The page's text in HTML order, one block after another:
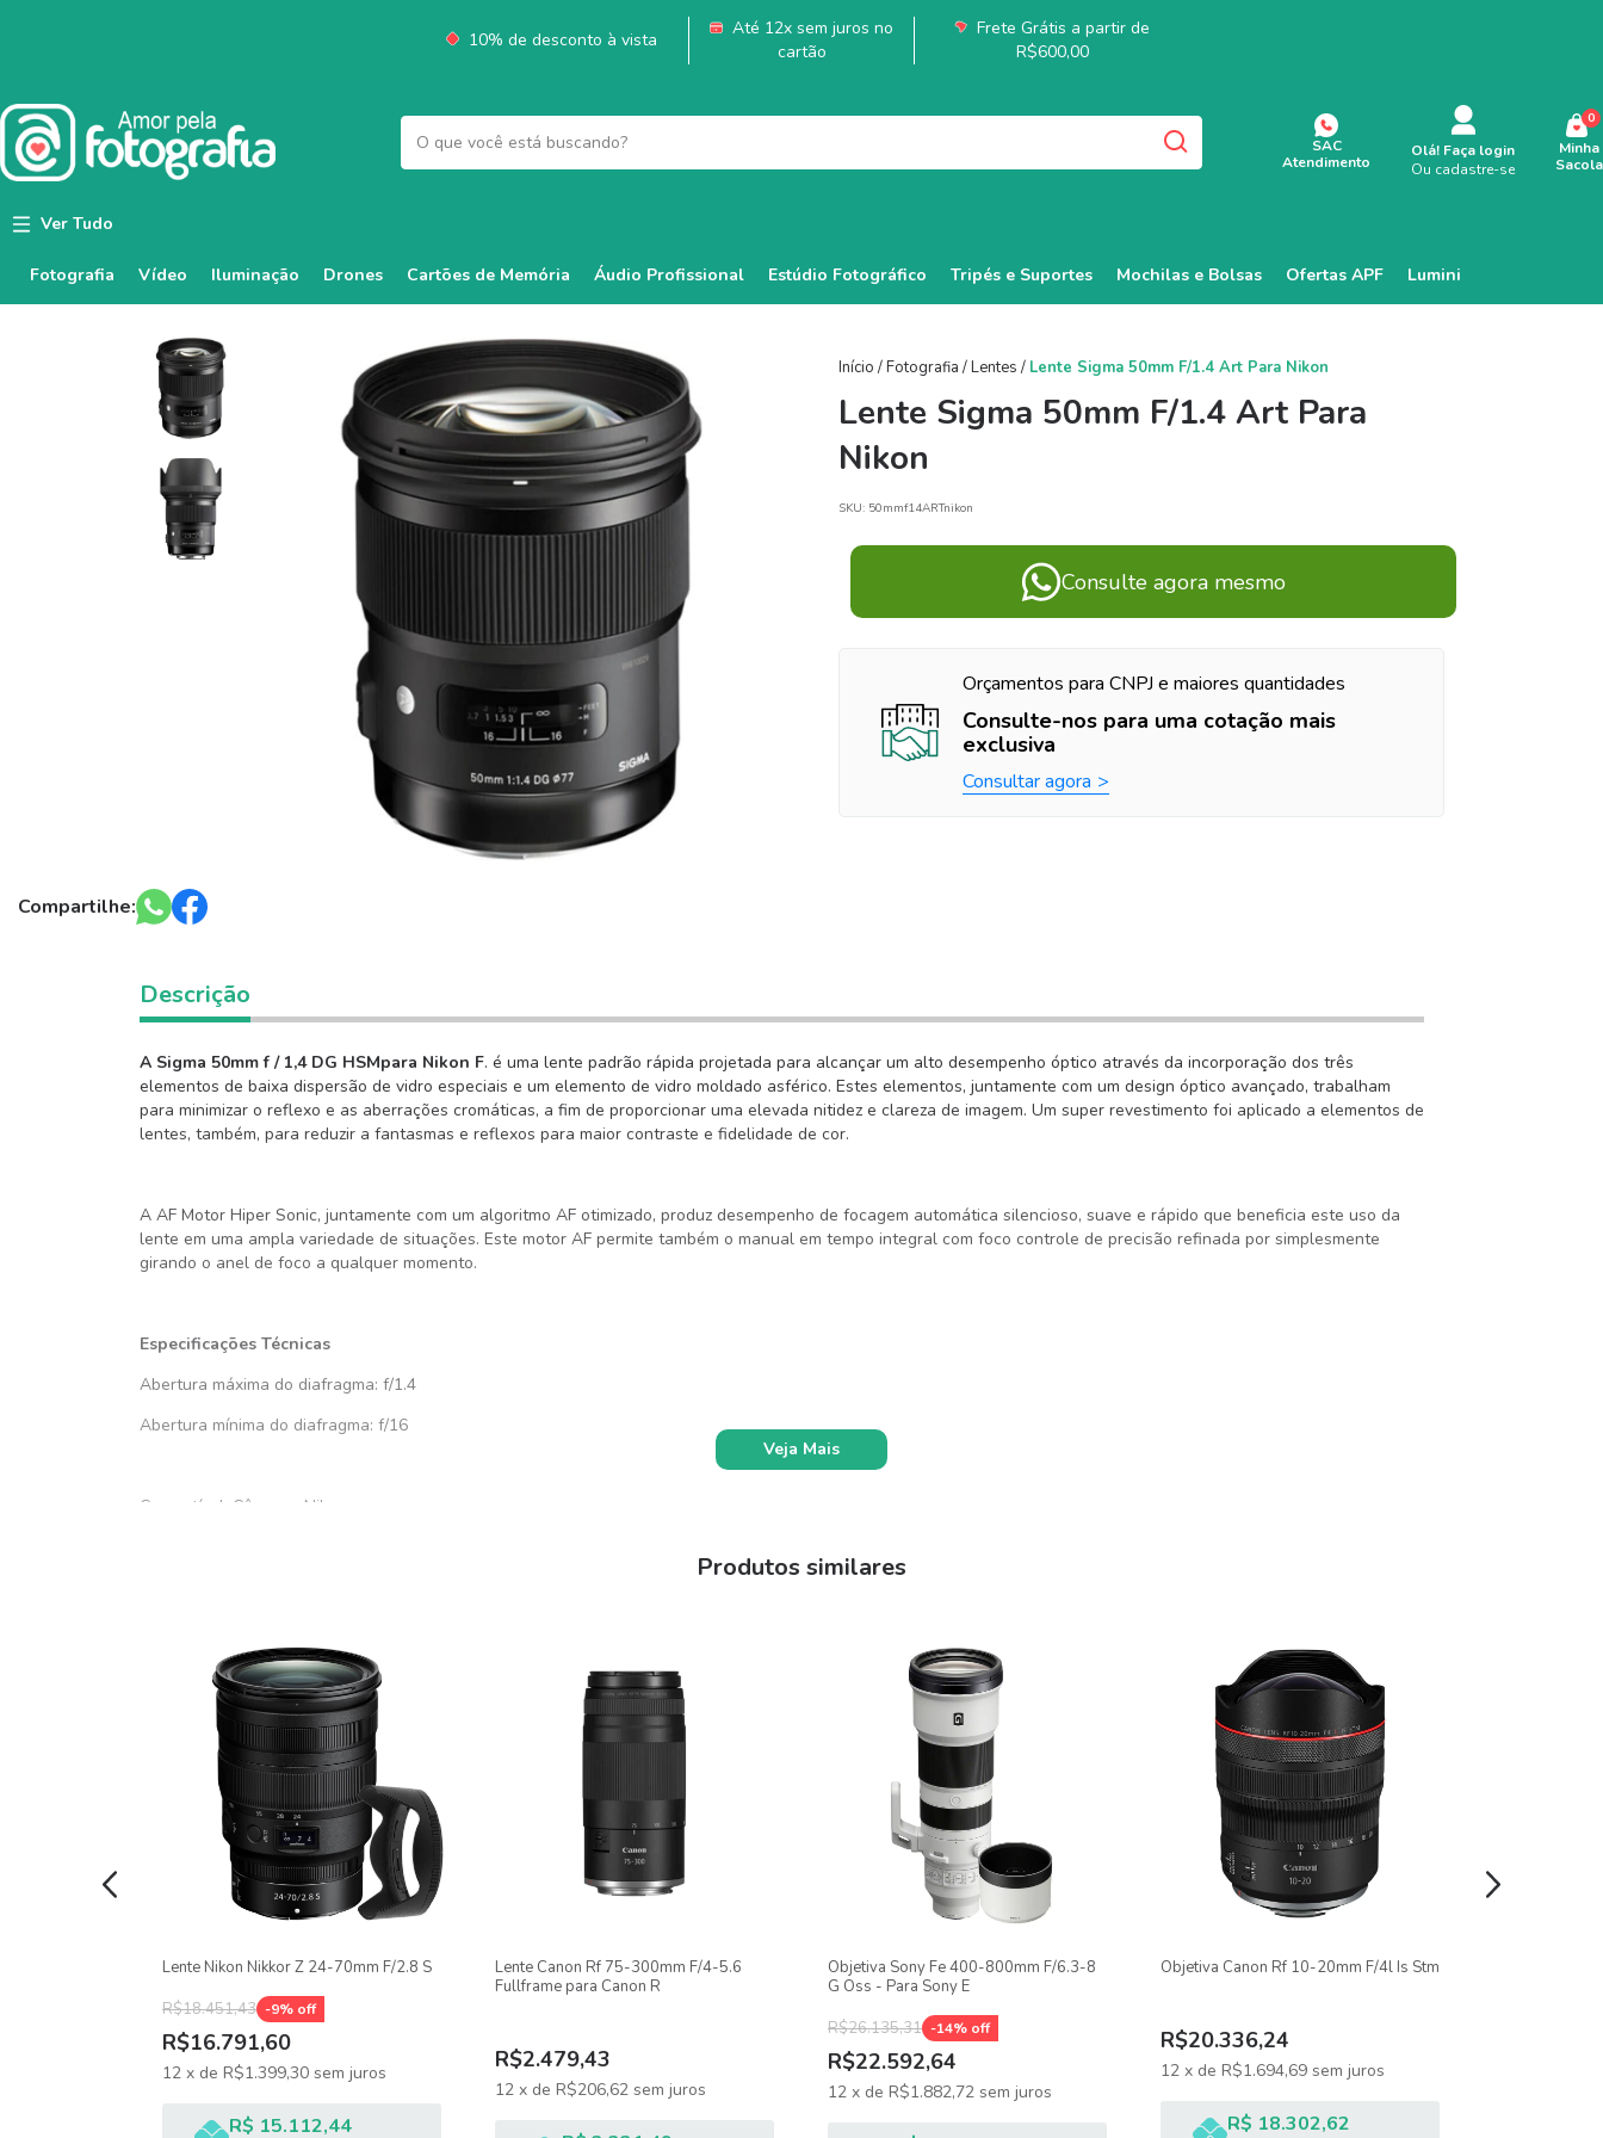
10% de desconto à vista
Até 12x sem juros no
cartão
Frete Grátis a partir de
R$600,00
SAC
Atendimento
Olá! Faça login
Ou cadastre-se
Minha
Sacola
0
Ver Tudo
Fotografia Vídeo Iluminação Drones Cartões de Memória Áudio Profissional Estúdio Fotográfico Tripés e Suportes Mochilas e Bolsas Ofertas APF Lumini
Início /Fotografia /Lentes / Lente Sigma 50mm F/1.4 Art Para Nikon
Lente Sigma 50mm F/1.4 Art Para
Nikon
SKU: 50mmf14ARTnikon
Consulte agora mesmo
Orçamentos para CNPJ e maiores quantidades
Consulte-nos para uma cotação mais
exclusiva
Consultar agora
Compartilhe:
Descrição
A Sigma 50mm f / 1,4 DG HSMpara Nikon F. é uma lente padrão rápida projetada para alcançar um alto desempenho óptico através da incorporação dos três
elementos de baixa dispersão de vidro especiais e um elemento de vidro moldado asférico. Estes elementos, juntamente com um design óptico avançado, trabalham
para minimizar o reflexo e as aberrações cromáticas, a fim de proporcionar uma elevada nitidez e clareza de imagem. Um super revestimento foi aplicado a elementos de
lentes, também, para reduzir a fantasmas e reflexos para maior contraste e fidelidade de cor.
A AF Motor Hiper Sonic, juntamente com um algoritmo AF otimizado, produz desempenho de focagem automática silencioso, suave e rápido que beneficia este uso da
lente em uma ampla variedade de situações. Este motor AF permite também o manual em tempo integral com foco controle de precisão refinada por simplesmente
girando o anel de foco a qualquer momento.
Especificações Técnicas
Abertura máxima do diafragma: f/1.4
Abertura mínima do diafragma: f/16
Compatível: Câmeras Nikon
Diâmetro para rosquear filtro: 77mm
Peso aproximado: 820g
Itens Inclusos
01 Sigma 50mm f/1.4 Art para Nikon;
01 Tampa frontal;
01 Estojo;
Manual.
Veja Mais
Produtos similares
Lente Nikon Nikkor Z 24-70mm F/2.8 S
R$18.451,43 -9% off
R$16.791,60
12 x de R$1.399,30 sem juros
R$ 15.112,44
Lente Canon Rf 75-300mm F/4-5.6
Fullframe para Canon R
R$2.479,43
12 x de R$206,62 sem juros
Objetiva Sony Fe 400-800mm F/6.3-8
G Oss - Para Sony E
R$26.135,31 -14% off
R$22.592,64
12 x de R$1.882,72 sem juros
Objetiva Canon Rf 10-20mm F/4l Is Stm
R$20.336,24
12 x de R$1.694,69 sem juros
R$ 18.302,62